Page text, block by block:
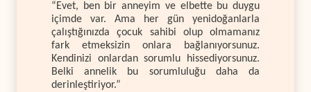
“Evet, ben bir anneyim ve elbette bu duygu
içimde var. Ama her gün yenidoğanlarla
çalıştığınızda çocuk sahibi olup olmamanız
fark etmeksizin onlara bağlanıyorsunuz.
Kendinizi onlardan sorumlu hissediyorsunuz.
Belki annelik bu sorumluluğu daha da
derinleştiriyor.”